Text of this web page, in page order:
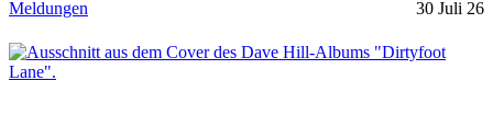
Meldungen 30 Juli 26